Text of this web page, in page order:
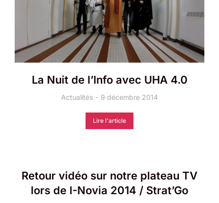
La Nuit de l’Info avec UHA 4.0
Actualités 9 décembre 2014
Lire l'article
Retour vidéo sur notre plateau TV
lors de I-Novia 2014 / Strat’Go